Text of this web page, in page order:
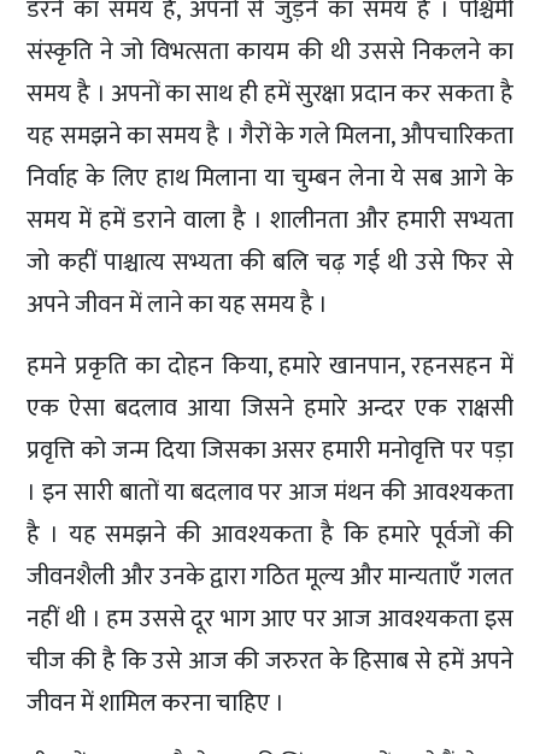
डरने का समय है, अपनों से जुड़ने का समय है । पश्चिमी
संस्कृति ने जो विभत्सता कायम की थी उससे निकलने का
समय है । अपनों का साथ ही हमें सुरक्षा प्रदान कर सकता है
यह समझने का समय है । गैरों के गले मिलना, औपचारिकता
निर्वाह के लिए हाथ मिलाना या चुम्बन लेना ये सब आगे के
समय में हमें डराने वाला है । शालीनता और हमारी सभ्यता
जो कहीं पाश्चात्य सभ्यता की बलि चढ़ गई थी उसे फिर से
अपने जीवन में लाने का यह समय है ।
हमने प्रकृति का दोहन किया, हमारे खानपान, रहनसहन में
एक ऐसा बदलाव आया जिसने हमारे अन्दर एक राक्षसी
प्रवृत्ति को जन्म दिया जिसका असर हमारी मनोवृत्ति पर पड़ा
। इन सारी बातों या बदलाव पर आज मंथन की आवश्यकता
है । यह समझने की आवश्यकता है कि हमारे पूर्वजों की
जीवनशैली और उनके द्वारा गठित मूल्य और मान्यताएँ गलत
नहीं थी । हम उससे दूर भाग आए पर आज आवश्यकता इस
चीज की है कि उसे आज की जरुरत के हिसाब से हमें अपने
जीवन में शामिल करना चाहिए ।